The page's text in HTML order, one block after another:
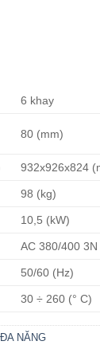
6 khay
80 (mm)
932x926x824
98 (kg)
10,5 (kW)
AC 380/400 3N
50/60 (Hz)
30 ÷ 260 (° C)
NĂNG